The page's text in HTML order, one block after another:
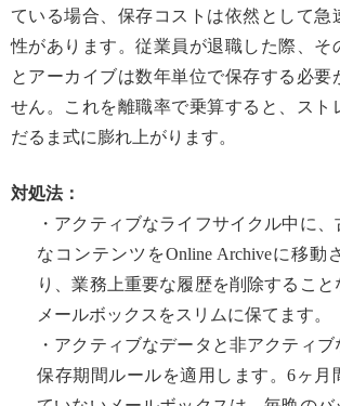
ている場合、保存コストは依然として急
性があります。従業員が退職した際、そ
とアーカイブは数年単位で保存する必要
せん。これを離職率で乗算すると、スト
だるま式に膨れ上がります。
対処法：
・アクティブなライフサイクル中に
なコンテンツをOnline Archiveに移動
り、業務上重要な履歴を削除すること
メールボックスをスリムに保てます。
・アクティブなデータと非アクティ
保存期間ルールを適用します。6ヶ月